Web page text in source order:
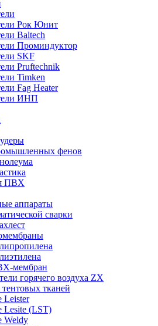
Рок Юнит
Baltech
Проминдуктор
SKF
Pruftechnik
Timken
Fag Heater
ИНП
фенов
ПВХ
аппараты
сварки
мембран
горячего воздуха ZX
тканей
Leister
Lesite (LST)
Weldy